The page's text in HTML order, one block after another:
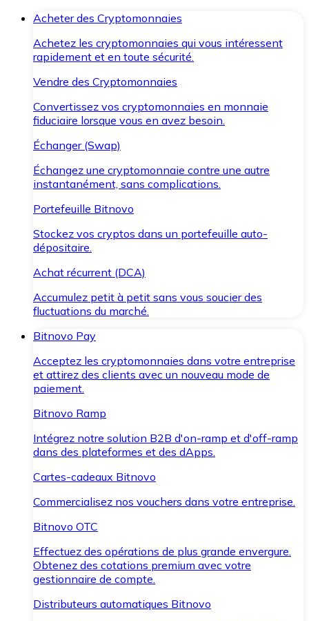
Acheter des Cryptomonnaies
Achetez les cryptomonnaies qui vous intéressent
rapidement et en toute sécurité.
Vendre des Cryptomonnaies
Convertissez vos cryptomonnaies en monnaie
fiduciaire lorsque vous en avez besoin.
Échanger (Swap)
Échangez une cryptomonnaie contre une autre
instantanément, sans complications.
Portefeuille Bitnovo
Stockez vos cryptos dans un portefeuille auto-
dépositaire.
Achat récurrent (DCA)
Accumulez petit à petit sans vous soucier des
fluctuations du marché.
Bitnovo Pay
Acceptez les cryptomonnaies dans votre entreprise
et attirez des clients avec un nouveau mode de
paiement.
Bitnovo Ramp
Intégrez notre solution B2B d'on-ramp et d'off-ramp
dans des plateformes et des dApps.
Cartes-cadeaux Bitnovo
Commercialisez nos vouchers dans votre entreprise.
Bitnovo OTC
Effectuez des opérations de plus grande envergure.
Obtenez des cotations premium avec votre
gestionnaire de compte.
Distributeurs automatiques Bitnovo